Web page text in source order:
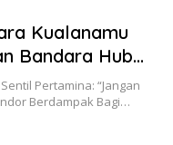
Kualanamu
Bandara Hub
Pertamina: “Jangan
Berdampak Bagi…